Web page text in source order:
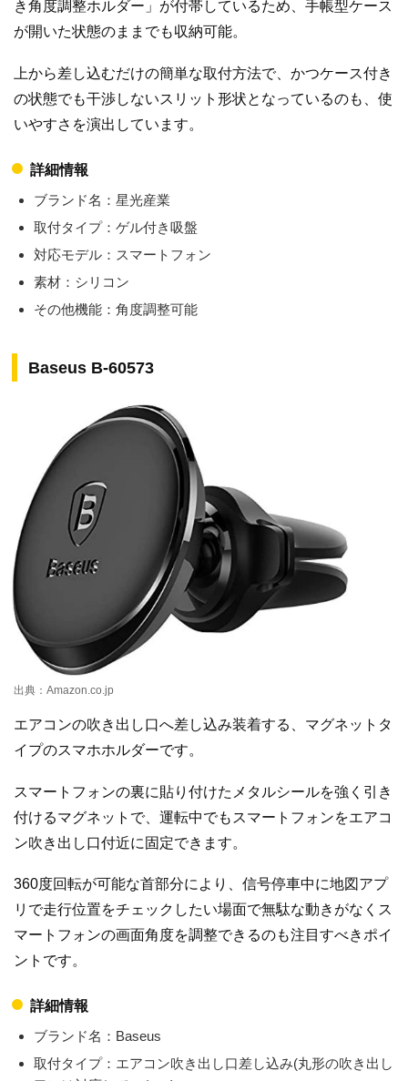
き角度調整ホルダー」が付帯しているため、手帳型ケース
が開いた状態のままでも収納可能。
上から差し込むだけの簡単な取付方法で、かつケース付き
の状態でも干渉しないスリット形状となっているのも、使
いやすさを演出しています。
詳細情報
ブランド名：星光産業
取付タイプ：ゲル付き吸盤
対応モデル：スマートフォン
素材：シリコン
その他機能：角度調整可能
Baseus B-60573
出典：Amazon.co.jp
エアコンの吹き出し口へ差し込み装着する、マグネットタ
イプのスマホホルダーです。
スマートフォンの裏に貼り付けたメタルシールを強く引き
付けるマグネットで、運転中でもスマートフォンをエアコ
ン吹き出し口付近に固定できます。
360度回転が可能な首部分により、信号停車中に地図アプ
リで走行位置をチェックしたい場面で無駄な動きがなくス
マートフォンの画面角度を調整できるのも注目すべきポイ
ントです。
詳細情報
ブランド名：Baseus
取付タイプ：エアコン吹き出し口差し込み(丸形の吹き出し